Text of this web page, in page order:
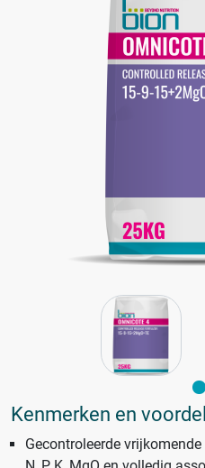
Kenmerken en
Gecontroleerde